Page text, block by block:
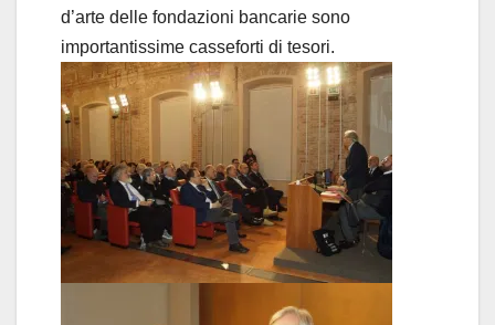
d’arte delle fondazioni bancarie sono
importantissime casseforti di tesori.